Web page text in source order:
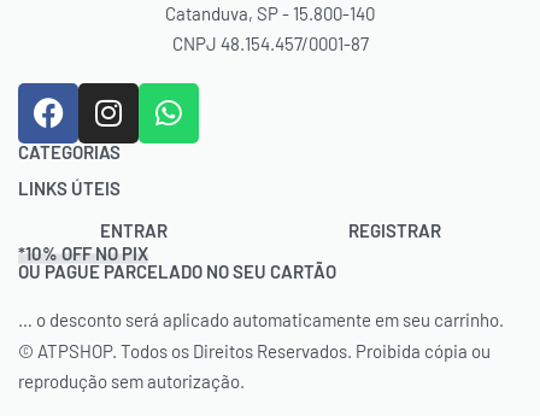
Catanduva, SP - 15.800-140
CNPJ 48.154.457/0001-87
CATEGORIAS
Acessórios
Bolsas
Calçados
Cordas
Natação
Raquetes
LINKS ÚTEIS
Trocas e Devoluções
Política de Cookies (BR)
Termos e Condições
ENTRAR
REGISTRAR
*10% OFF NO PIX
OU PAGUE PARCELADO NO SEU CARTÃO
… o desconto será aplicado automaticamente em seu carrinho.
© ATPSHOP. Todos os Direitos Reservados. Proibida cópia ou
reprodução sem autorização.